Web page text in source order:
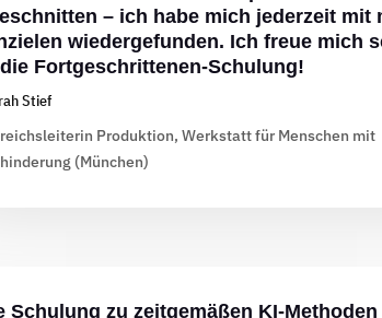
– ich habe mich jederzeit mit
wiedergefunden. Ich freue mich
Fortgeschrittenen-Schulung!
Stief
Produktion, Werkstatt für Menschen mit
(München)
Schulung zu zeitgemäßen KI-Methoden